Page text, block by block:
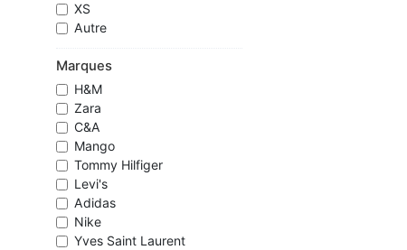
XS
Autre
Marques
H&M
Zara
C&A
Mango
Tommy Hilfiger
Levi's
Adidas
Nike
Yves Saint Laurent